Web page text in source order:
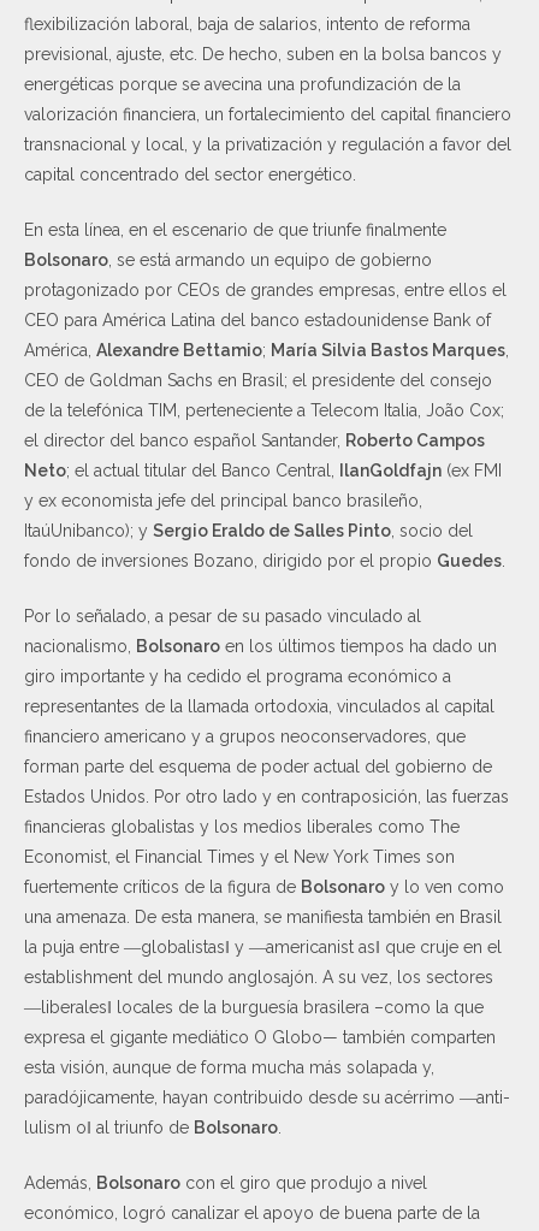
flexibilización laboral, baja de salarios, intento de reforma
previsional, ajuste, etc. De hecho, suben en la bolsa bancos y
energéticas porque se avecina una profundización de la
valorización financiera, un fortalecimiento del capital financiero
transnacional y local, y la privatización y regulación a favor del
capital concentrado del sector energético.
En esta línea, en el escenario de que triunfe finalmente
Bolsonaro , se está armando un equipo de gobierno
protagonizado por CEOs de grandes empresas, entre ellos el
CEO para América Latina del banco estadounidense Bank of
América, Alexandre Bettamio; María Silvia Bastos Marques
CEO de Goldman Sachs en Brasil; el presidente del consejo
de la telefónica TIM, perteneciente a Telecom Italia, João Cox;
el director del banco español Santander, Roberto Campos
Neto; el actual titular del Banco Central, IlanGoldfajn (ex FMI
y ex economista jefe del principal banco brasileño,
ItaúUnibanco); y Sergio Eraldo de Salles Pinto , socio del
fondo de inversiones Bozano, dirigido por el propio Guedes
Por lo señalado, a pesar de su pasado vinculado al
nacionalismo,
Bolsonaro en los últimos tiempos ha dado un
giro importante y ha cedido el programa económico a
representantes de la llamada ortodoxia, vinculados al capital
financiero americano y a grupos neoconservadores, que
forman parte del esquema de poder actual del gobierno de
Estados Unidos. Por otro lado y en contraposición, las fuerzas
financieras globalistas y los medios liberales como The
Economist, el Financial Times y el New York Times son
fuertemente críticos de la figura de Bolsonaro y lo ven como
una amenaza. De esta manera, se manifiesta también en Brasil
la puja entre ―globalistas‖ y ―americanist as‖ que cruje en el
establishment del mundo anglosajón. A su vez, los sectores
―liberales‖ locales de la burguesía brasilera –como la que
expresa el gigante mediático O Globo— también comparten
esta visión, aunque de forma mucha más solapada y,
paradójicamente, hayan contribuido desde su acérrimo ―anti-
lulism o‖ al triunfo de Bolsonaro
Además, Bolsonaro con el giro que produjo a nivel
económico, logró canalizar el apoyo de buena parte de la